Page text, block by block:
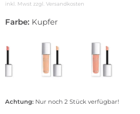
inkl. Mwst zzgl. Versandkosten
Farbe: Kupfer
Achtung: Nur noch 2 Stück verfügbar!